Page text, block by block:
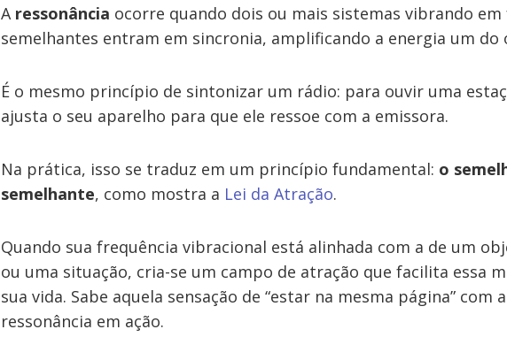
A ressonância ocorre quando dois ou mais sistemas vibrando em
semelhantes entram em sincronia, amplificando a energia um do
É o mesmo princípio de sintonizar um rádio: para ouvir uma
ajusta o seu aparelho para que ele ressoe com a emissora.
Na prática, isso se traduz em um princípio fundamental: o
semelhante, como mostra a Lei da Atração.
Quando sua frequência vibracional está alinhada com a de um
ou uma situação, cria-se um campo de atração que facilita essa
sua vida. Sabe aquela sensação de “estar na mesma página” com
ressonância em ação.